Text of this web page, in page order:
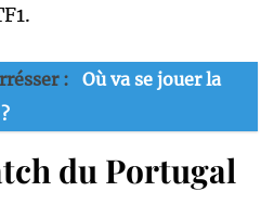
:
Où va se jouer la
du Portugal